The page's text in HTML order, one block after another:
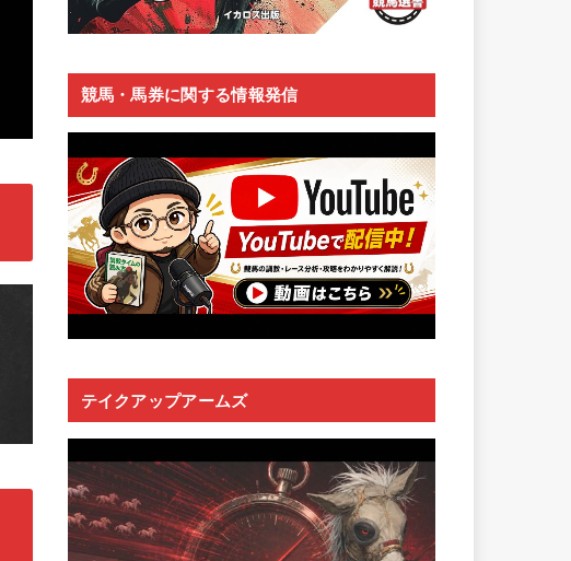
競馬・馬券に関する情報発信
テイクアップアームズ